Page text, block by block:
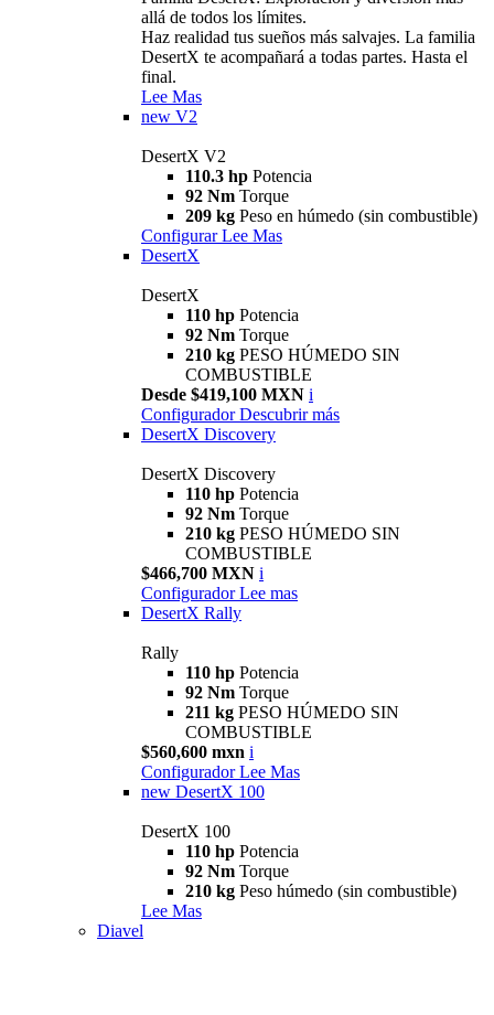
allá de todos los límites.
Haz realidad tus sueños más salvajes. La familia
DesertX te acompañará a todas partes. Hasta el
final.
Lee Mas
new V2
DesertX V2
110.3 hp Potencia
92 Nm Torque
209 kg Peso en húmedo (sin combustible)
Configurar Lee Mas
DesertX
DesertX
110 hp Potencia
92 Nm Torque
210 kg PESO HÚMEDO SIN
COMBUSTIBLE
Desde $419,100 MXN i
Configurador Descubrir más
DesertX Discovery
DesertX Discovery
110 hp Potencia
92 Nm Torque
210 kg PESO HÚMEDO SIN
COMBUSTIBLE
$466,700 MXN i
Configurador Lee mas
DesertX Rally
Rally
110 hp Potencia
92 Nm Torque
211 kg PESO HÚMEDO SIN
COMBUSTIBLE
$560,600 mxn i
Configurador Lee Mas
new DesertX 100
DesertX 100
110 hp Potencia
92 Nm Torque
210 kg Peso húmedo (sin combustible)
Lee Mas
Diavel